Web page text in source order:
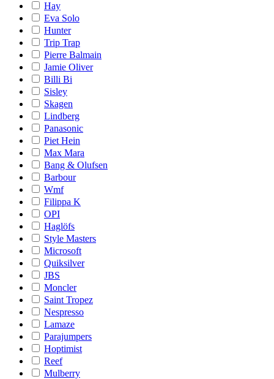
Hay
Eva Solo
Hunter
Trip Trap
Pierre Balmain
Jamie Oliver
Billi Bi
Sisley
Skagen
Lindberg
Panasonic
Piet Hein
Max Mara
Bang & Olufsen
Barbour
Wmf
Filippa K
OPI
Haglöfs
Style Masters
Microsoft
Quiksilver
JBS
Moncler
Saint Tropez
Nespresso
Lamaze
Parajumpers
Hoptimist
Reef
Mulberry